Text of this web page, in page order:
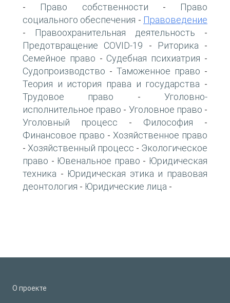
- Право собственности -
Право
социального обеспечения - Правоведение
- Правоохранительная деятельность -
Предотвращение COVID-19 - Риторика -
Семейное право - Судебная психиатрия -
Судопроизводство - Таможенное право -
Теория и история права и государства -
Трудовое право -Уголовно-
исполнительное право - Уголовное право -
Уголовный процесс - Философия -
Финансовое право - Хозяйственное право
- Хозяйственный процесс - Экологическое
право - Ювенальное право - Юридическая
техника - Юридическая этика и правовая
деонтология - Юридические лица -
О проекте